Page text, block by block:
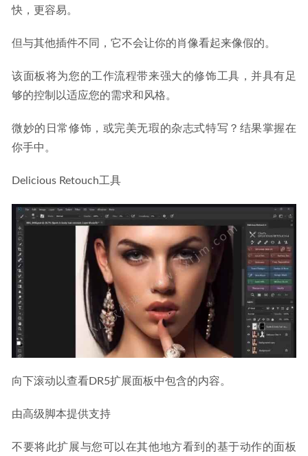
快，更容易。
但与其他插件不同，它不会让你的肖像看起来像假的。
该面板将为您的工作流程带来强大的修饰工具，并具有足
够的控制以适应您的需求和风格。
微妙的日常修饰，或完美无瑕的杂志式特写？结果掌握在
你手中。
Delicious Retouch工具
向下滚动以查看DR5扩展面板中包含的内容。
由高级脚本提供支持
不要将此扩展与您可以在其他地方看到的基于动作的面板